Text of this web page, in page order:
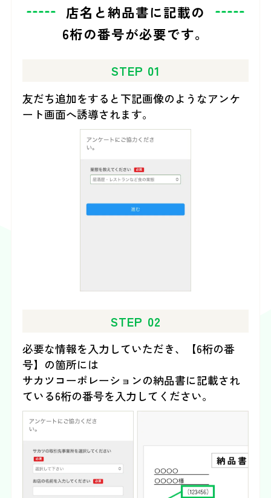
店名と納品書に記載の
6桁の番号が必要です。
STEP 01
友だち追加をすると下記画像のようなアンケ
ート画面へ誘導されます。
STEP 02
必要な情報を入力していただき、【6桁の番
号】の箇所には
サカツコーポレーションの納品書に記載され
ている6桁の番号を入力してください。